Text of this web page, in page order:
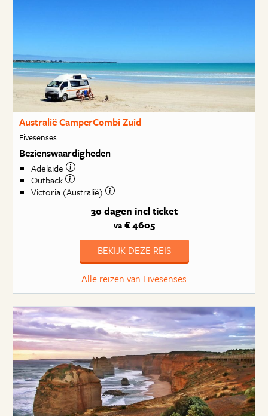
Australië CamperCombi Zuid
Fivesenses
Bezienswaardigheden
Adelaide
Outback
Victoria (Australië)
30 dagen incl ticket
va€ 4605
BEKIJK DEZE REIS
Alle reizen van Fivesenses